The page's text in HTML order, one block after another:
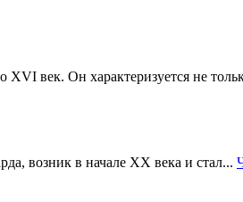
век. Он характеризуется не
возник в начале XX века и стал...